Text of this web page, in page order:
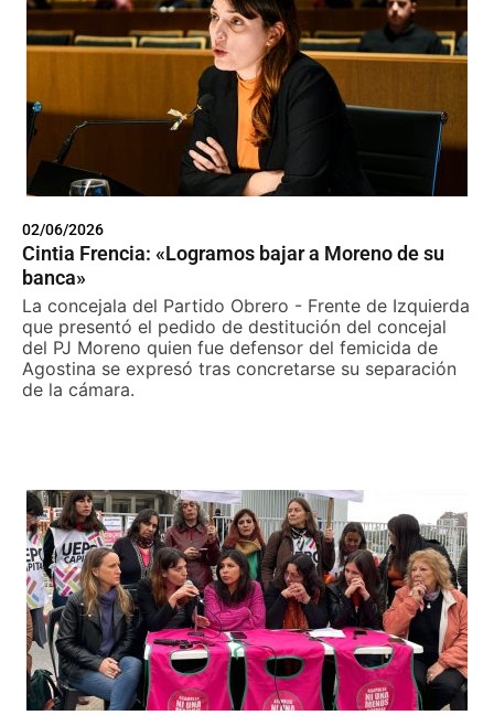
02/06/2026
Cintia Frencia: «Logramos bajar a Moreno de su
banca»
La concejala del Partido Obrero - Frente de Izquierda
que presentó el pedido de destitución del concejal
del PJ Moreno quien fue defensor del femicida de
Agostina se expresó tras concretarse su separación
de la cámara.